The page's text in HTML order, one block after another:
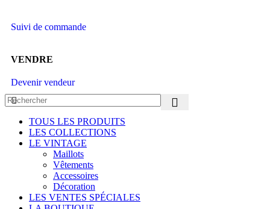
Suivi de commande
VENDRE
Devenir vendeur
TOUS LES PRODUITS
LES COLLECTIONS
LE VINTAGE
Maillots
Vêtements
Accessoires
Décoration
LES VENTES SPÉCIALES